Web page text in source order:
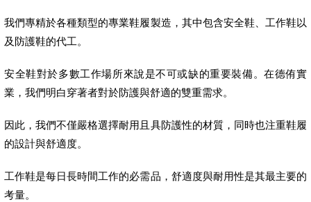
我們專精於各種類型的專業鞋履製造，其中包含安全鞋、工作鞋以
及防護鞋的代工。
安全鞋對於多數工作場所來說是不可或缺的重要裝備。在德侑實
業，我們明白穿著者對於防護與舒適的雙重需求。
因此，我們不僅嚴格選擇耐用且具防護性的材質，同時也注重鞋履
的設計與舒適度。
工作鞋是每日長時間工作的必需品，舒適度與耐用性是其最主要的
考量。